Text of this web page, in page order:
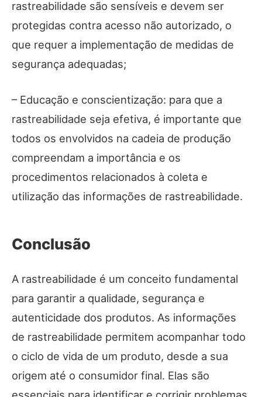
rastreabilidade são sensíveis e devem ser
protegidas contra acesso não autorizado, o
que requer a implementação de medidas de
segurança adequadas;
– Educação e conscientização: para que a
rastreabilidade seja efetiva, é importante que
todos os envolvidos na cadeia de produção
compreendam a importância e os
procedimentos relacionados à coleta e
utilização das informações de rastreabilidade.
Conclusão
A rastreabilidade é um conceito fundamental
para garantir a qualidade, segurança e
autenticidade dos produtos. As informações
de rastreabilidade permitem acompanhar todo
o ciclo de vida de um produto, desde a sua
origem até o consumidor final. Elas são